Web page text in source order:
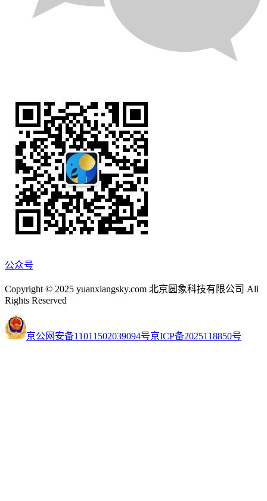
公众号
Copyright © 2025 yuanxiangsky.com 北京圆象科技有限公司 All
Rights Reserved
京公网安备11011502039094号京ICP备2025118850号